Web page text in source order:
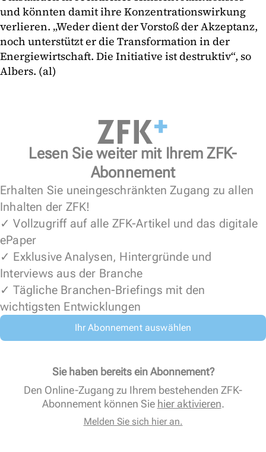
und könnten damit ihre Konzentrationswirkung
verlieren. „Weder dient der Vorstoß der Akzeptanz,
noch unterstützt er die Transformation in der
Energiewirtschaft. Die Initiative ist destruktiv“, so
Albers. (al)
Lesen Sie weiter mit Ihrem ZFK-
Abonnement
Erhalten Sie uneingeschränkten Zugang zu allen
Inhalten der ZFK!
✓ Vollzugriff auf alle ZFK-Artikel und das digitale
ePaper
✓ Exklusive Analysen, Hintergründe und
Interviews aus der Branche
✓ Tägliche Branchen-Briefings mit den
wichtigsten Entwicklungen
Ihr Abonnement auswählen
Sie haben bereits ein Abonnement?
Den Online-Zugang zu Ihrem bestehenden ZFK-
Abonnement können Sie hier aktivieren.
Melden Sie sich hier an.